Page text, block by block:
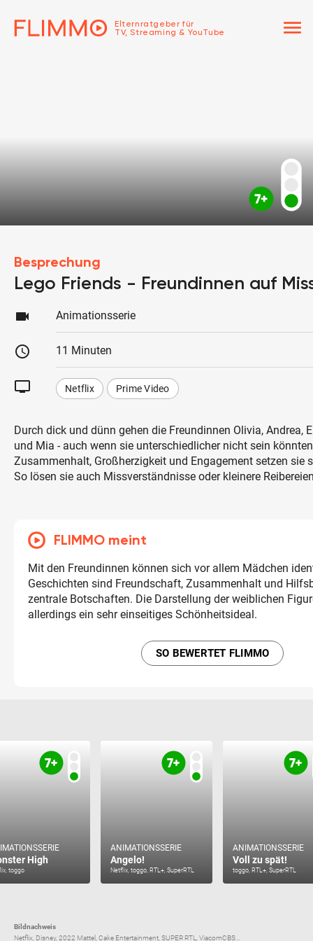
Elternratgeber für
TV, Streaming & YouTube
menu
Besprechung
Lego Friends - Freundinnen auf
videocam Animationsserie
schedule 11 Minuten
tv Netflix Prime Video
Durch dick und dünn gehen die Freundinnen Olivia, Andrea,
und Mia - auch wenn sie unterschiedlicher nicht sein
Zusammenhalt, Großherzigkeit und Engagement setzen sie
So lösen sie auch Missverständnisse oder kleinere
FLIMMO meint
Mit den Freundinnen können sich vor allem Mädchen
Geschichten sind Freundschaft, Zusammenhalt und
zentrale Botschaften. Die Darstellung der weiblichen
allerdings ein sehr einseitiges Schönheitsideal.
SO BEWERTET FLIMMO
High
toggo
ANIMATIONSSERIE
Angelo!
Netflix, toggo, RTL+, SuperRTL
ANIMATIONSSERIE
Voll zu spät!
toggo, RTL+, SuperRTL
Bildnachweis
Netflix, Disney, 2022 Mattel, Cake Entertainment, SUPER RTL, ViacomCBS...